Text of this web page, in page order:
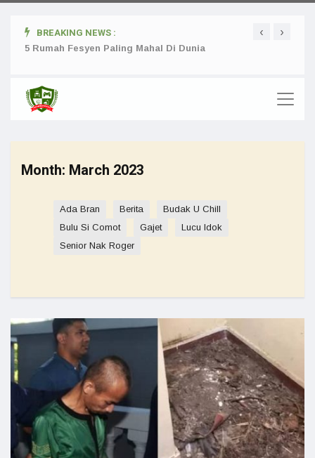
BREAKING NEWS :
5 Rumah Fesyen Paling Mahal Di Dunia
‹ ›
Month: March 2023
Ada Bran Berita
Budak U Chill
Bulu Si Comot
Gajet
Lucu Idok
Senior Nak Roger